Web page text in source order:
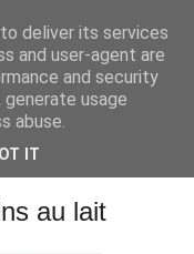
au lait
deliver its services
and user-agent are
and security
usage
abuse.
IT